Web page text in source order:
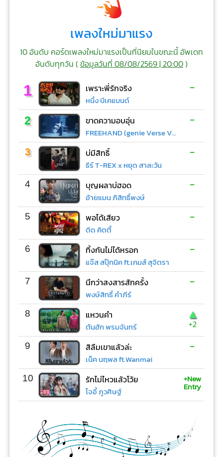
เพลงใหม่มาแรง
10 อันดับ คอร์ดเพลงใหม่มาแรงเป็นที่นิยมในขณะนี้ อัพเดท
อันดับทุกวัน (ข้อมูลวันที่ 08/08/2569 | 20:00)
1 เพราะพี่รักจริง
หนึ่ง บีเคแบนด์
-
2 ขาดความอบอุ่น
FREEHAND (genie Verse Vol.1)
-
3 บ่มีสิทธิ์
ธีร์ T-REX x หยุด สาละวัน
-
4 บุญผลาบ่ฮอด
อ้ายแมน ภิสิทธิ์พงษ์
-
5 พอได้เสียว
ดิด คิตตี้
-
6 ทิ้งกันไม่ได้หรอก
แจ๊ส สปุ๊กนิค ft.เกมส์ สุจิตรา
-
7 นึกว่าสงสารสักครั้ง
พงษ์สิทธิ์ คำภีร์
-
8 แหวนคำ
ต้นฮัก พรมจันทร์
▲
+2
9 สิลืมเขาแล้วล่ะ
เน็ค นฤพล ft.Wanmai
-
10 รักไม่ไหวแล้วโว้ย
โจอี้ ภูวศิษฐ์
+New
Entry